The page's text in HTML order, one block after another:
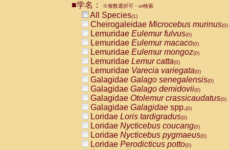
CebidaeCebus nigrivittatus
CebidaeCebus
CebidaeSaimiri boliviensis(0)
CebidaeSaimiri sciureus(0)
AtelidaeAlouatta caraya(0)
AtelidaeAlouatta fusca(0)
AtelidaeAlouatta seniculus
AtelidaeAlouattaspp.(0)
AtelidaeAteles belzebuth(0)
AtelidaeAteles geoffroyi(0)
AtelidaeAteles paniscus(0)
AtelidaeAtelesspp.(0)
Atelidae Lagothrix lagothricha
AtelidaeLagothrix lagothricha cana
PitheciidaeCacajao calvus
PitheciidaeCallicebus cupreus
■学名： ※複数選択可・or検索
All Species(1)
Cheirogaleidae Microcebus murinus(0)
Lemuridae Eulemur fulvus(0)
Lemuridae Eulemur macaco(0)
Lemuridae Eulemur mongoz(0)
Lemuridae Lemur catta(0)
Lemuridae Varecia variegata(0)
Galagidae Galago senegalensis(0)
Galagidae Galago demidovii(0)
Galagidae Otolemur crassicaudatus(0)
Galagidae Galagidae spp.(0)
Loridae Loris tardigradus(0)
Loridae Nycticebus coucang(0)
Loridae Nycticebus pygmaeus(0)
Loridae Perodicticus potto(0)